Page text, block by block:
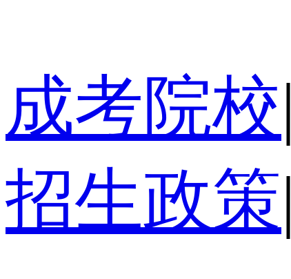
成考院校|
招生政策|